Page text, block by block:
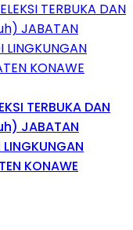
TERBUKA DAN
JABATAN
KONAWE